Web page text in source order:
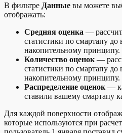
В фильтре Данные вы можете
отображать:
Средняя оценка —
статистики по смартапу
накопительному принципу.
Количество оценок —
статистики по смартапу
накопительному принципу.
Распределение оценок —
ставили вашему смартапу
Для каждой поверхности
которые используются при